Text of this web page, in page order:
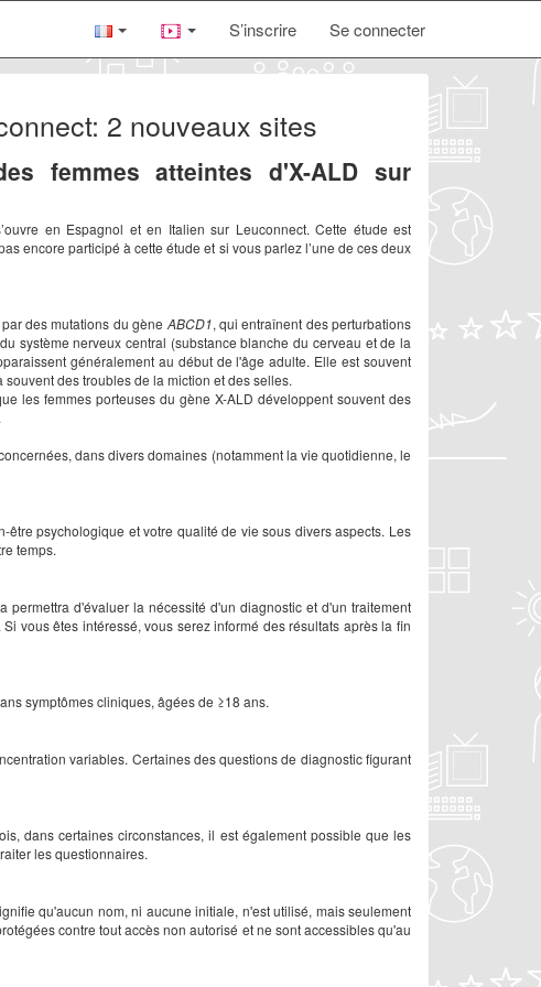
S’inscrire Se connecter
2 nouveaux sites
femmes atteintes d'X-ALD sur
en Espagnol et en Italien sur Leuconnect. Cette étude est
encore participé à cette étude et si vous parlez l’une de ces deux
des mutations du gène ABCD1, qui entraînent des perturbations
système nerveux central (substance blanche du cerveau et de la
généralement au début de l'âge adulte. Elle est souvent
des troubles de la miction et des selles.
les femmes porteuses du gène X-ALD développent souvent des
dans divers domaines (notamment la vie quotidienne, le
psychologique et votre qualité de vie sous divers aspects. Les
temps.
d'évaluer la nécessité d'un diagnostic et d'un traitement
vous êtes intéressé, vous serez informé des résultats après la fin
symptômes cliniques, âgées de ≥18 ans.
variables. Certaines des questions de diagnostic figurant
dans certaines circonstances, il est également possible que les
les questionnaires.
qu'aucun nom, ni aucune initiale, n'est utilisé, mais seulement
contre tout accès non autorisé et ne sont accessibles qu'au